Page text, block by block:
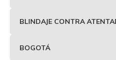
BLINDAJE CONTRA
BOGOTÁ